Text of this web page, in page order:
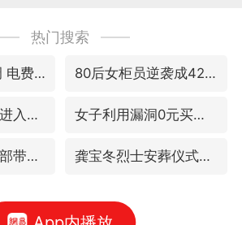
热门搜索
24小时不关空调 电费会更低吗 80后女柜员逆袭成4200亿银行副行长
台风白海豚即将进入48小时警戒线 女子利用漏洞0元买了3千台电器
多地要求领导干部带头休假 龚宝冬烈士安葬仪式举行